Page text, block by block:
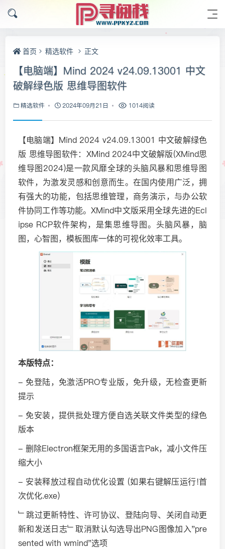
首页 精选软件 正文
【电脑端】Mind 2024 v24.09.13001 中文
破解绿色版 思维导图软件
精选软件 2024年09月21日 1014阅读
【电脑端】Mind 2024 v24.09.13001 中文破解绿色
版 思维导图软件：XMind 2024中文破解版(XMind思
维导图2024)是一款风靡全球的头脑风暴和思维导图
软件，为激发灵感和创意而生。在国内使用广泛，拥
有强大的功能，包括思维管理，商务演示，与办公软
件协同工作等功能。XMind中文版采用全球先进的Ecl
ipse RCP软件架构，是集思维导图。头脑风暴，脑
图，心智图，模板图库一体的可视化效率工具。
本版特点：
- 免登陆，免激活PRO专业版，免升级，无检查更新
提示
- 免安装，提供批处理方便自选关联文件类型的绿色
版本
- 删除Electron框架无用的多国语言Pak，减小文件压
缩大小
- 安装释放过程自动优化设置 (如果右键解压运行!首
次优化.exe)
﹂跳过更新特性、许可协议、登陆向导、关闭自动更
新和发送日志﹂取消默认勾选导出PNG图像加入"pre
sented with wmind"选项